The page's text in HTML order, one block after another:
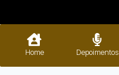
Home Depoimentos